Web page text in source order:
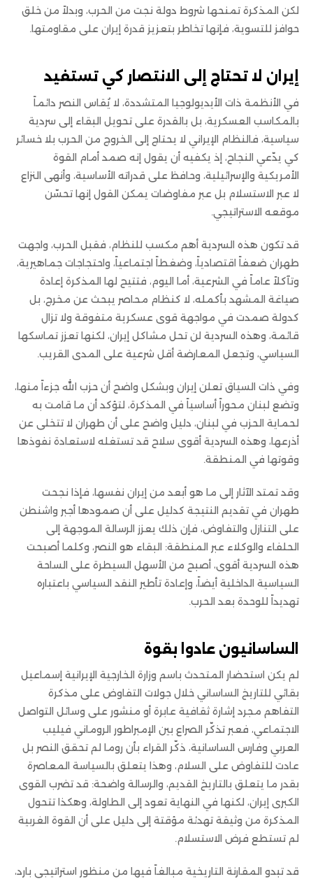
لكن المذكرة تمنحها شروط دولة نجت من الحرب، وبدلاً من خلق
حوافز للتسوية، فإنها تخاطر بتعزيز قدرة إيران على مقاومتها.
إيران لا تحتاج إلى الانتصار كي تستفيد
في الأنظمة ذات الأيديولوجيا المتشددة، لا يُقاس النصر دائماً
بالمكاسب العسكرية، بل بالقدرة على تحويل البقاء إلى سردية
سياسية، فالنظام الإيراني لا يحتاج إلى الخروج من الحرب بلا خسائر
كي يدّعي النجاح، إذ يكفيه أن يقول إنه صمد أمام القوة
الأمريكية والإسرائيلية، وحافظ على قدراته الأساسية، وأنهى النزاع
لا عبر الاستسلام بل عبر مفاوضات يمكن القول إنها تحسّن
موقعه الاستراتيجي.
قد تكون هذه السردية أهم مكسب للنظام، فقبل الحرب، واجهت
طهران ضعفاً اقتصادياً، وضغطاً اجتماعياً، واحتجاجات جماهيرية،
وتآكلاً عاماً في الشرعية، أما اليوم، فتتيح لها المذكرة إعادة
صياغة المشهد بأكمله، لا كنظام محاصر يبحث عن مخرج، بل
كدولة صمدت في مواجهة قوى عسكرية متفوقة ولا تزال
قائمة، وهذه السردية لن تحل مشاكل إيران، لكنها تعزز تماسكها
السياسي، وتجعل المعارضة أقل شرعية على المدى القريب.
وفي ذات السياق تعلن إيران وبشكل واضح أن حزب الله جزءاً منها،
وتضع لبنان محوراً أساسياً في المذكرة، لتؤكد أن ما قامت به
لحماية الحزب في لبنان، دليل واضح على أن طهران لا تتخلى عن
أذرعها، وهذه السردية أقوى سلاح قد تستغله لاستعادة نفوذها
وقوتها في المنطقة.
وقد تمتد الآثار إلى ما هو أبعد من إيران نفسها، فإذا نجحت
طهران في تقديم النتيجة كدليل على أن صمودها أجبر واشنطن
على التنازل والتفاوض، فإن ذلك يعزز الرسالة الموجهة إلى
الحلفاء والوكلاء عبر المنطقة: البقاء هو النصر، وكلما أصبحت
هذه السردية أقوى، أصبح من الأسهل السيطرة على الساحة
السياسية الداخلية أيضاً، وإعادة تأطير النقد السياسي باعتباره
تهديداً للوحدة بعد الحرب.
الساسانيون عادوا بقوة
لم يكن استحضار المتحدث باسم وزارة الخارجية الإيرانية إسماعيل
بقائي للتاريخ الساساني خلال جولات التفاوض على مذكرة
التفاهم مجرد إشارة ثقافية عابرة أو منشور على وسائل التواصل
الاجتماعي، فعبر تذكّر الصراع بين الإمبراطور الروماني فيليب
العربي وفارس الساسانية، ذكّر القراء بأن روما لم تحقق النصر بل
عادت للتفاوض على السلام، وهذا يتعلق بالسياسة المعاصرة
بقدر ما يتعلق بالتاريخ القديم، والرسالة واضحة: قد تضرب القوى
الكبرى إيران، لكنها في النهاية تعود إلى الطاولة، وهكذا تتحول
المذكرة من وثيقة تهدئة مؤقتة إلى دليل على أن القوة الغربية
لم تستطع فرض الاستسلام.
قد تبدو المقارنة التاريخية مبالغاً فيها من منظور استراتيجي بارد،